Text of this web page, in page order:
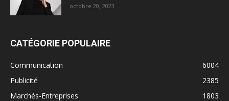
octobre 20, 2023
CATÉGORIE POPULAIRE
Communication
6004
Publicité
2385
Marchés-Entreprises
1803